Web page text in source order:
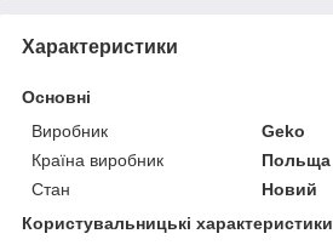
Характеристики
Основні
Виробник
Geko
Країна виробник
Польща
Стан
Новий
Користувальницькі характеристики